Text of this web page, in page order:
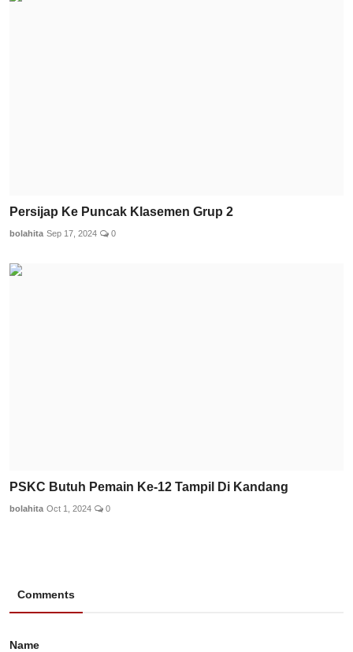
Persijap Ke Puncak Klasemen Grup 2
bolahita Sep 17, 2024 0
PSKC Butuh Pemain Ke-12 Tampil Di Kandang
bolahita Oct 1, 2024 0
Comments
Name